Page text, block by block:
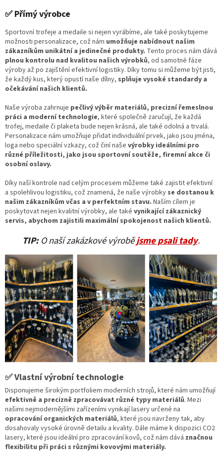
✅ Přímý výrobce
Sportovní trofeje a medaile si nejen vyrábíme, ale také poskytujeme
možnosti personalizace, což nám umožňuje nabídnout našim
zákazníkům unikátní a jedinečné produkty. Tento proces nám dává
plnou kontrolu nad kvalitou našich výrobků, od samotné fáze
výroby až po zajištění efektivní logistiky. Díky tomu si můžeme být jisti,
že každý kus, který opustí naše dílny, splňuje vysoké standardy a
očekávání našich klientů.
Naše výroba zahrnuje pečlivý výběr materiálů, precizní řemeslnou
práci a moderní technologie, které společně zaručují, že každá
trofej, medaile či plaketa bude nejen krásná, ale také odolná a trvalá.
Personalizace nám umožňuje přidat individuální prvek, jako jsou jména,
loga nebo speciální vzkazy, což činí naše výrobky ideálními pro
různé příležitosti, jako jsou sportovní soutěže, firemní akce či
osobní oslavy.
Díky naší kontrole nad celým procesem můžeme také zajistit efektivní
a spolehlivou logistiku, což znamená, že naše výrobky se dostanou k
našim zákazníkům včas a v perfektním stavu. Naším cílem je
poskytovat nejen kvalitní výrobky, ale také vynikající zákaznický
servis, abychom zajistili maximální spokojenost našich klientů.
TIP:O naší zakázkové výrobějsme psali tady.
✅ Vlastní výrobní technologie
Disponujeme širokým portfoliem moderních strojů, které nám umožňují
efektivně a precizně zpracovávat různé typy materiálů. Mezi
našimi nejmodernějšími zařízeními vynikají lasery určené na
opracování organických materiálů, které jsou navrženy tak, aby
dosahovaly vysoké úrovně detailu a kvality. Dále máme k dispozici CO2
lasery, které jsou ideální pro zpracování kovů, což nám dává značnou
flexibilitu při práci s různými kovovými materiály.